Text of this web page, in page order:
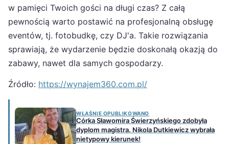
w pamięci Twoich gości na długi czas? Z całą
pewnością warto postawić na profesjonalną obsługę
eventów, tj. fotobudkę, czy DJ'a. Takie rozwiązania
sprawiają, że wydarzenie będzie doskonałą okazją do
zabawy, nawet dla samych gospodarzy.
Źródło: https://wynajem360.com.pl/
WŁAŚNIE OPUBLIKOWANO
Córka Sławomira Świerzyńskiego zdobyła
dyplom magistra. Nikola Dutkiewicz wybrała
nietypowy kierunek!